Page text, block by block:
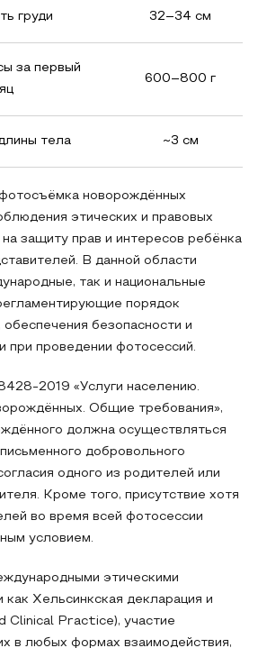
груди 32–34 см
за первый
600–800 г
тела ~3 см
новорождённых
этических и правовых
защиту прав и интересов ребёнка
В данной области
так и национальные
порядок
обеспечения безопасности и
при проведении фотосессий.
2019 «Услуги населению.
Общие требования»,
должна осуществляться
добровольного
одного из родителей или
Кроме того, присутствие хотя
во время всей фотосессии
условием.
этическими
как Хельсинкская декларация и
Clinical Practice), участие
в любых формах взаимодействия,